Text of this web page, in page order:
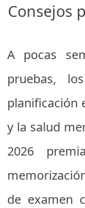
Consejos
A pocas
pruebas,
planificación
y la salud
2026
de examen